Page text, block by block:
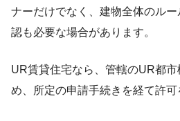
ナーだけでなく、建物全体のル
認も必要な場合があります。
UR賃貸住宅なら、管轄のUR都
め、所定の申請手続きを経て許可